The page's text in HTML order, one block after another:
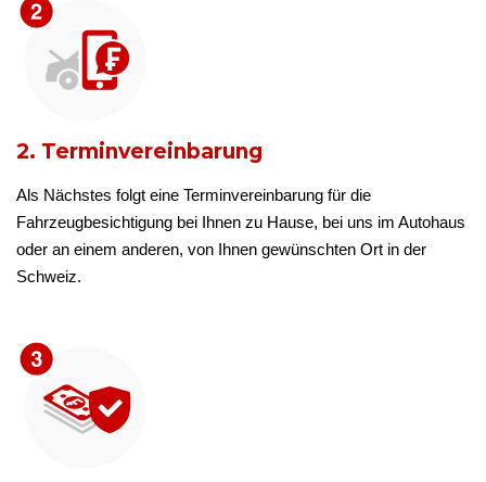
2. Terminvereinbarung
Als Nächstes folgt eine Terminvereinbarung für die
Fahrzeugbesichtigung bei Ihnen zu Hause, bei uns im Autohaus
oder an einem anderen, von Ihnen gewünschten Ort in der
Schweiz.